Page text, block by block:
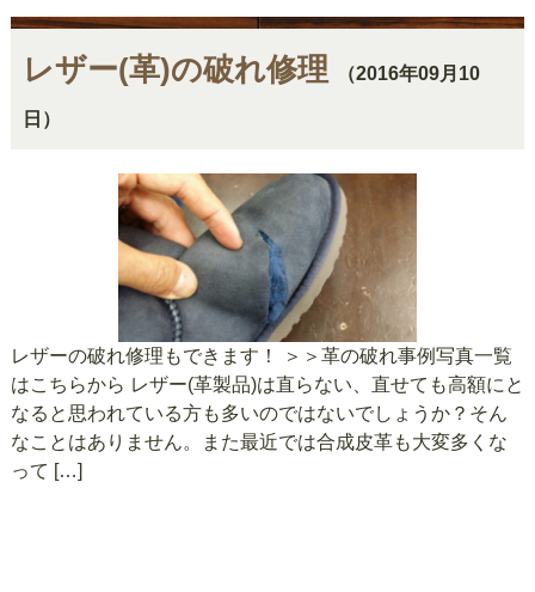
レザー(革)の破れ修理 （2016年09月10
日）
レザーの破れ修理もできます！ ＞＞革の破れ事例写真一覧
はこちらから レザー(革製品)は直らない、直せても高額にと
なると思われている方も多いのではないでしょうか？そん
なことはありません。また最近では合成皮革も大変多くな
って […]